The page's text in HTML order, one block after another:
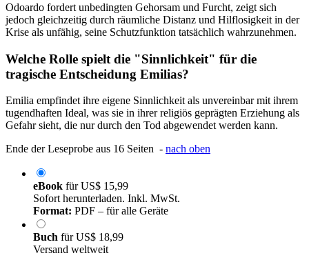
Odoardo fordert unbedingten Gehorsam und Furcht, zeigt sich
jedoch gleichzeitig durch räumliche Distanz und Hilflosigkeit in der
Krise als unfähig, seine Schutzfunktion tatsächlich wahrzunehmen.
Welche Rolle spielt die "Sinnlichkeit" für die
tragische Entscheidung Emilias?
Emilia empfindet ihre eigene Sinnlichkeit als unvereinbar mit ihrem
tugendhaften Ideal, was sie in ihrer religiös geprägten Erziehung als
Gefahr sieht, die nur durch den Tod abgewendet werden kann.
Ende der Leseprobe aus 16 Seiten - nach oben
eBook fürUS$ 15,99
Sofort herunterladen. Inkl. MwSt.
Format: PDF – für alle Geräte
Buch fürUS$ 18,99
Versand weltweit